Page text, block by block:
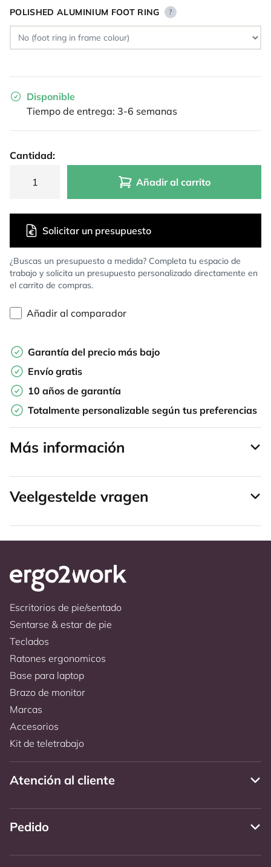
POLISHED ALUMINIUM FOOT RING ?
Disponible
Tiempo de entrega: 3-6 semanas
Cantidad:
Añadir al carrito
¿Buscas un presupuesto a medida? Completa tu espacio de
trabajo y solicita un presupuesto personalizado directamente en
el carrito de compras.
Solicitar un presupuesto
Añadir al comparador
Garantía del precio más bajo
Envío gratis
10 años de garantía
Totalmente personalizable según tus preferencias
Más información
Veelgestelde vragen
Escritorios de pie/sentado
Sentarse & estar de pie
Teclados
Ratones ergonomicos
Base para laptop
Brazo de monitor
Marcas
Accesorios
Kit de teletrabajo
Atención al cliente
Pedido